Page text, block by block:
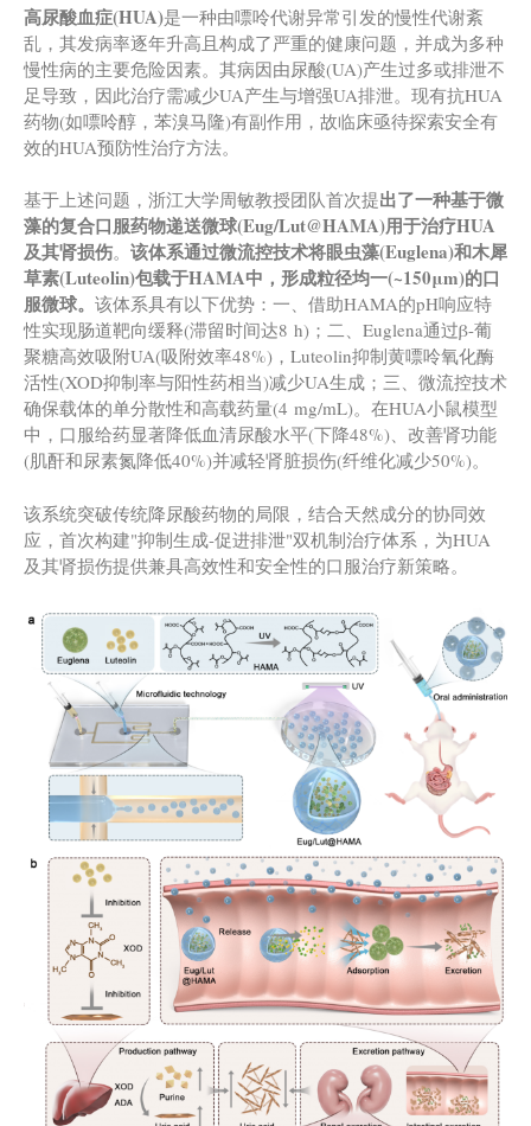
高尿酸血症(HUA)是一种由嘌呤代谢异常引发的慢性代谢紊
乱，其发病率逐年升高且构成了严重的健康问题，并成为多种
慢性病的主要危险因素。其病因由尿酸(UA)产生过多或排泄不
足导致，因此治疗需减少UA产生与增强UA排泄。现有抗HUA
药物(如嘌呤醇，苯溴马隆)有副作用，故临床亟待探索安全有
效的HUA预防性治疗方法。
基于上述问题，浙江大学周敏教授团队首次提出了一种基于微
藻的复合口服药物递送微球(Eug/Lut@HAMA)用于治疗HUA
及其肾损伤。 该体系通过微流控技术将眼虫藻(Euglena)和木犀
草素(Luteolin)包载于HAMA中，形成粒径均一(~150μm)的口
服微球。 该体系具有以下优势：一、借助HAMA的pH响应特
性实现肠道靶向缓释(滞留时间达8 h)；二、Euglena通过β-葡
聚糖高效吸附UA(吸附效率48%)，Luteolin抑制黄嘌呤氧化酶
活性(XOD抑制率与阳性药相当)减少UA生成；三、微流控技术
确保载体的单分散性和高载药量(4 mg/mL)。在HUA小鼠模型
中，口服给药显著降低血清尿酸水平(下降48%)、改善肾功能
(肌酐和尿素氮降低40%)并减轻肾脏损伤(纤维化减少50%)。
该系统突破传统降尿酸药物的局限，结合天然成分的协同效
应，首次构建"抑制生成-促进排泄"双机制治疗体系，为HUA
及其肾损伤提供兼具高效性和安全性的口服治疗新策略。